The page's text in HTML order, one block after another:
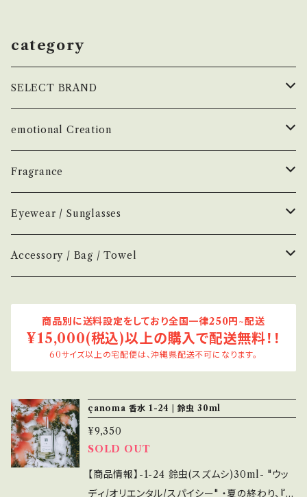
category
SELECT BRAND
çanoma
香水
お香
Earl of East
Air Freshener
Home Mist
Melt
DIVE
NOVEL
NEW.eyewear
New
H-00
H-03
H-04
AURA
Comb
Valetta
TRICOTÉ
OLD FASHIONED
emotional Creation
Vintage
Fragrance
Accessory
Fragrance
Perfume
Incense
Hair / Body Oil
Eyewear / Sunglasses
Color Lens
Photochromic Lens
Accessory / Bag / Towel
Bag / Pouch
商品別に送料設定をしており全国一律250円~配送
¥15,000(税込)以上の購入で配送無料！！
60サイズ以上の宅配便は、沖縄県配送不可になります。
çanoma 香水 1-24 | 鈴虫 30ml
¥9,350
SOLD OUT
【商品情報】-1-24 鈴虫(スズムシ)30ml- "ウッ
ディ/オリエンタル/スパイシー" ・夏の終わり、『残